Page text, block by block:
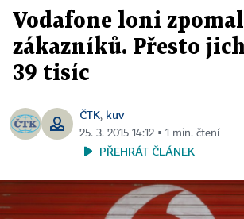
Vodafone loni
zákazníků. Přesto
39 tisíc
ČTK, kuv
25. 3. 2015 14:12 ▪ 1 min. čtení
PŘEHRÁT ČLÁNEK